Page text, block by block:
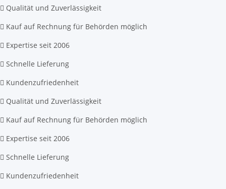
Qualität und Zuverlässigkeit
Kauf auf Rechnung für Behörden möglich
Expertise seit 2006
Schnelle Lieferung
Kundenzufriedenheit
Qualität und Zuverlässigkeit
Kauf auf Rechnung für Behörden möglich
Expertise seit 2006
Schnelle Lieferung
Kundenzufriedenheit